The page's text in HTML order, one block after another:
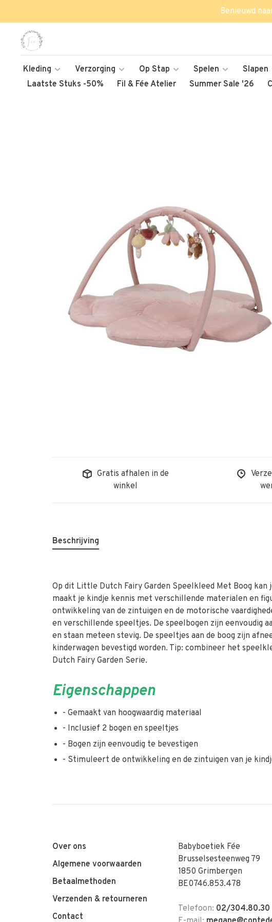
Benieuwd
Kleding Verzorging Op Stap Spelen Slapen
Laatste Stuks -50%
Fil & Fée Atelier Summer Sale '26
Gratis afhalen in de
winkel
Beschrijving
Op dit Little Dutch Fairy Garden Speelkleed Met Boog
maakt je kindje kennis met verschillende materialen en
ontwikkeling van de zintuigen en de motorische
en verschillende speeltjes. De speelbogen zijn eenvoudig
en staan meteen stevig. De speeltjes aan de boog zijn
kinderwagen bevestigd worden. Tip: combineer het
Dutch Fairy Garden Serie.
Eigenschappen
- Gemaakt van hoogwaardig materiaal
- Inclusief 2 bogen en speeltjes
- Bogen zijn eenvoudig te bevestigen
- Stimuleert de ontwikkeling en de zintuigen van je
Over ons
Algemene voorwaarden
Betaalmethoden
Verzenden & retourneren
Contact
Babyboetiek Fée
Brusselsesteenweg 79
1850 Grimbergen
BE0746.853.478
Telefoon: 02/304.80.30